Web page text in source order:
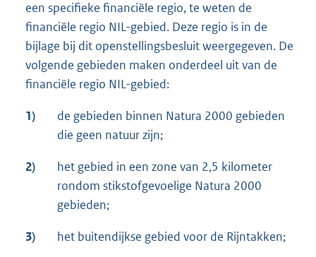
een specifieke financiële regio, te weten de
financiële regio NIL-gebied. Deze regio is in de
bijlage bij dit openstellingsbesluit weergegeven. De
volgende gebieden maken onderdeel uit van de
financiële regio NIL-gebied:
1)
de gebieden binnen Natura 2000 gebieden
die geen natuur zijn;
2)
het gebied in een zone van 2,5 kilometer
rondom stikstofgevoelige Natura 2000
gebieden;
3) het buitendijkse gebied voor de Rijntakken;